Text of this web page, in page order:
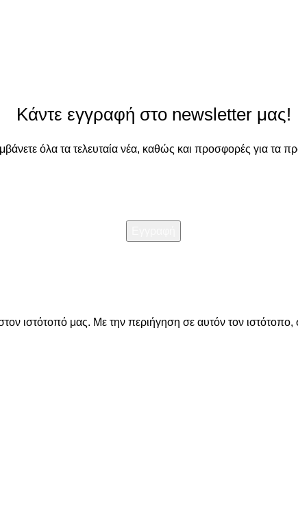
Κάντε εγγραφή στο newsletter μας!
όλα τα τελευταία νέα, καθώς και προσφορές για τα
ιστότοπό μας. Με την περιήγηση σε αυτόν τον